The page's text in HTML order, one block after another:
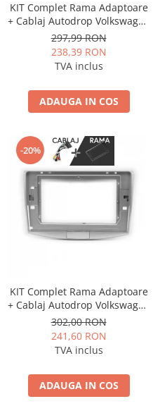
KIT Complet Rama Adaptoare
+ Cablaj Autodrop Volkswagen
Touran (2006-2008) pentru
Navigatie Multimedia Android
10.1 inch
297,99 RON
238,39 RON
TVA inclus
ADAUGA IN COS
-20%
KIT Complet Rama Adaptoare
+ Cablaj Autodrop Volkswagen
Passat B6/B7/CC (2011-2015)
pentru Navigatie Multimedia
Android 10.1 inch
302,00 RON
241,60 RON
TVA inclus
ADAUGA IN COS